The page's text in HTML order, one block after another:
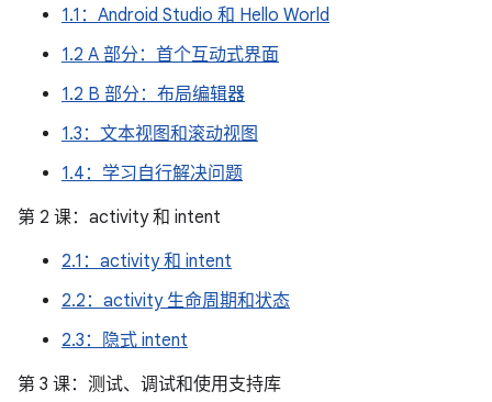
1.1：Android Studio 和 Hello World
1.2 A 部分：首个互动式界面
1.2 B 部分：布局编辑器
1.3：文本视图和滚动视图
1.4：学习自行解决问题
第 2 课：activity 和 intent
2.1：activity 和 intent
2.2：activity 生命周期和状态
2.3：隐式 intent
第 3 课：测试、调试和使用支持库